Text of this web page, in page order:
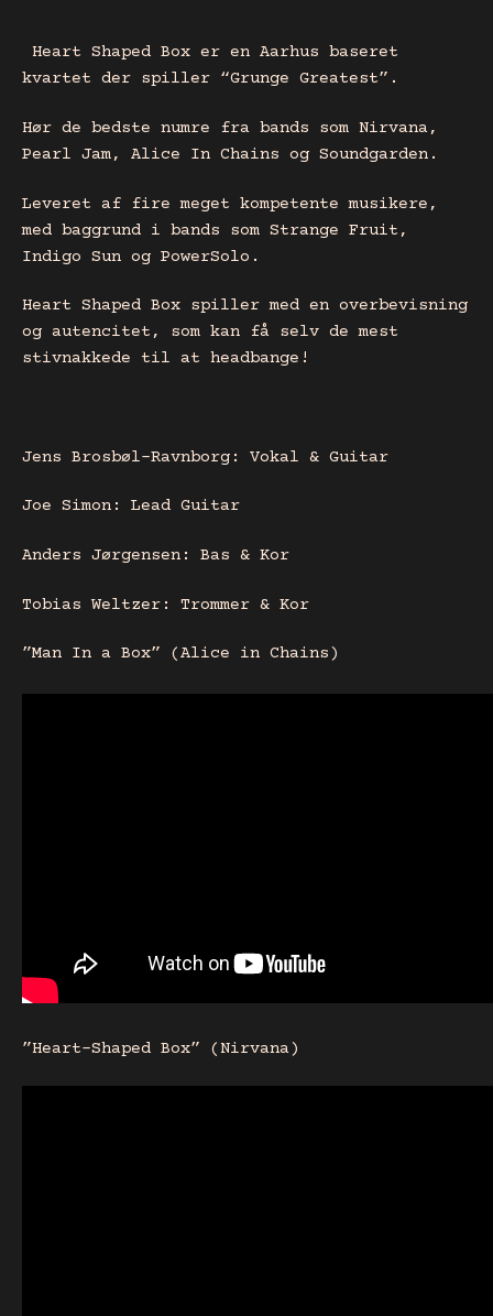
Heart Shaped Box er en Aarhus baseret
kvartet der spiller “Grunge Greatest”.
Hør de bedste numre fra bands som Nirvana,
Pearl Jam, Alice In Chains og Soundgarden.
Leveret af fire meget kompetente musikere,
med baggrund i bands som Strange Fruit,
Indigo Sun og PowerSolo.
Heart Shaped Box spiller med en overbevisning
og autencitet, som kan få selv de mest
stivnakke­de til at headbange!
Jens Brosbøl-Ravnborg: Vokal & Guitar
Joe Simon: Lead Guitar
Anders Jørgensen: Bas & Kor
Tobias Weltzer: Trommer & Kor
”Man In a Box” (Alice in Chains)
”Heart-Shaped Box” (Nirvana)